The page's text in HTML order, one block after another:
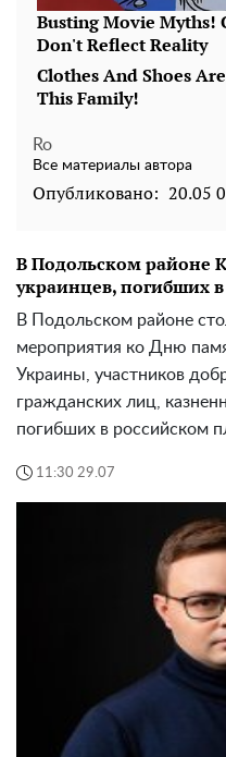
Ro
Все материалы автора
Опубликовано: 20.05
В Подольском районе
украинцев, погибших
В Подольском районе
мероприятия ко Дню
Украины, участников
гражданских лиц,
погибших в российском
11:30 29.07